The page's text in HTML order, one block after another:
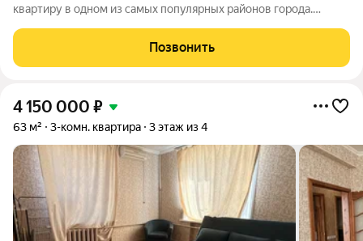
квартиру в одном из самых популярных районов города.
качестве инвестиции для сдачи в аренду. О
квартире:Выполнены важные технические
Позвонить
4 150 000 ₽
63 м² 3-комн. квартира 3 этаж из 4